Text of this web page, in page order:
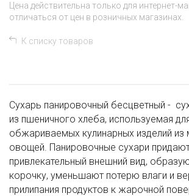
Цена действительна только для интернет-
отличаться от цен в розничных магазинах.
К списку товаров
Сухарь панировочный бесцветный -
из пшеничного хлеба, используемая
обжариваемых кулинарных изделий из
овощей. Панировочные сухари
привлекательный внешний вид,
корочку, уменьшают потерю влаги и
прилипания продуктов к жарочной